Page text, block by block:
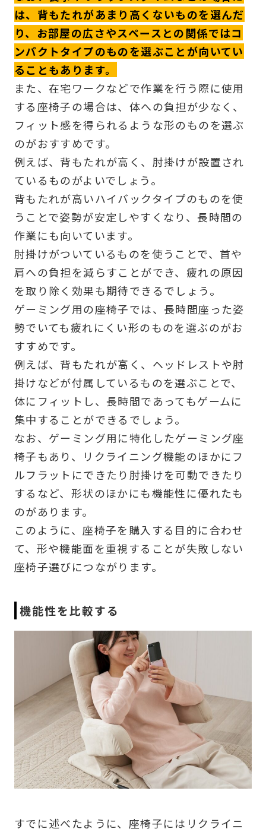
は、背もたれがあまり高くないものを選んだ
り、お部屋の広さやスペースとの関係ではコ
ンパクトタイプのものを選ぶことが向いてい
ることもあります。
また、在宅ワークなどで作業を行う際に使用
する座椅子の場合は、体への負担が少なく、
フィット感を得られるような形のものを選ぶ
のがおすすめです。
例えば、背もたれが高く、肘掛けが設置され
ているものがよいでしょう。
背もたれが高いハイバックタイプのものを使
うことで姿勢が安定しやすくなり、長時間の
作業にも向いています。
肘掛けがついているものを使うことで、首や
肩への負担を減らすことができ、疲れの原因
を取り除く効果も期待できるでしょう。
ゲーミング用の座椅子では、長時間座った姿
勢でいても疲れにくい形のものを選ぶのがお
すすめです。
例えば、背もたれが高く、ヘッドレストや肘
掛けなどが付属しているものを選ぶことで、
体にフィットし、長時間であってもゲームに
集中することができるでしょう。
なお、ゲーミング用に特化したゲーミング座
椅子もあり、リクライニング機能のほかにフ
ルフラットにできたり肘掛けを可動できたり
するなど、形状のほかにも機能性に優れたも
のがあります。
このように、座椅子を購入する目的に合わせ
て、形や機能面を重視することが失敗しない
座椅子選びにつながります。
機能性を比較する
すでに述べたように、座椅子にはリクライニ